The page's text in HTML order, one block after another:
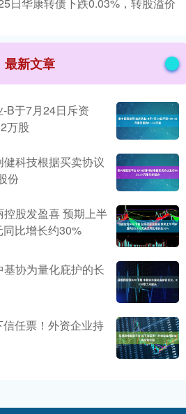
最新文章
B于7月24日斥资
万股
科技根据买卖协议
份
股发盈喜 预期上半
比增长约30%
协为量化庇护的长
任票！外资企业持